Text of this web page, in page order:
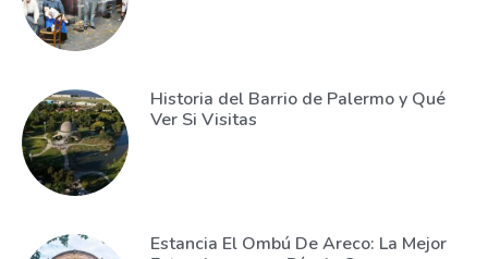
Historia del Barrio de Palermo y Qué
Ver Si Visitas
Estancia El Ombú De Areco: La Mejor